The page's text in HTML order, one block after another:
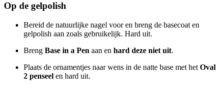
Op de gelpolish
Bereid de natuurlijke nagel voor en breng de basecoat en
gelpolish aan zoals gebruikelijk. Hard uit.
Breng Base in a Pen aan en hard deze niet uit.
Plaats de ornamentjes naar wens in de natte base met het Oval
2 penseel en hard uit.